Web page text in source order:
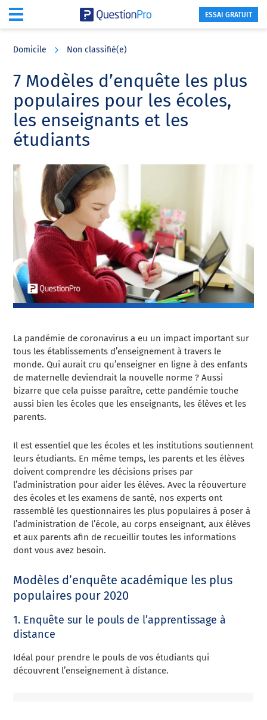
content
sidebar
ESSAI GRATUIT
Domicile Non classifié(e)
7 Modèles d’enquête les plus
populaires pour les écoles,
les enseignants et les
étudiants
La pandémie de coronavirus a eu un impact important sur
tous les établissements d’enseignement à travers le
monde. Qui aurait cru qu’enseigner en ligne à des enfants
de maternelle deviendrait la nouvelle norme ? Aussi
bizarre que cela puisse paraître, cette pandémie touche
aussi bien les écoles que les enseignants, les élèves et les
parents.
Il est essentiel que les écoles et les institutions soutiennent
leurs étudiants. En même temps, les parents et les élèves
doivent comprendre les décisions prises par
l’administration pour aider les élèves. Avec la réouverture
des écoles et les examens de santé, nos experts ont
rassemblé les questionnaires les plus populaires à poser à
l’administration de l’école, au corps enseignant, aux élèves
et aux parents afin de recueillir toutes les informations
dont vous avez besoin.
Modèles d’enquête académique les plus
populaires pour 2020
1. Enquête sur le pouls de l’apprentissage à
distance
Idéal pour prendre le pouls de vos étudiants qui
découvrent l’enseignement à distance.